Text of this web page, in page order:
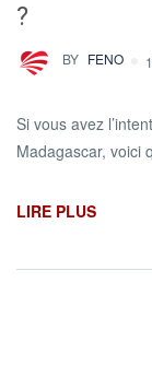
?
BY FENO
Si vous avez
Madagascar, voici
LIRE PLUS